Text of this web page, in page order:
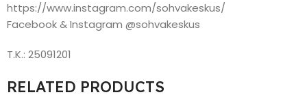
https://www.instagram.com/sohvakeskus/
Facebook & Instagram @sohvakeskus
T.K.: 25091201
RELATED PRODUCTS